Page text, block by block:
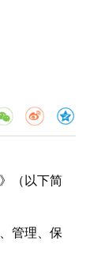
（以下简
管理、保